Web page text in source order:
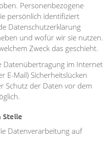
Personenbezogene
persönlich identifiziert
Datenschutzerklärung
und wofür wir sie nutzen.
Zweck das geschieht.
Datenübertragung im Internet
E-Mail) Sicherheitslücken
Schutz der Daten vor dem
Stelle
Datenverarbeitung auf